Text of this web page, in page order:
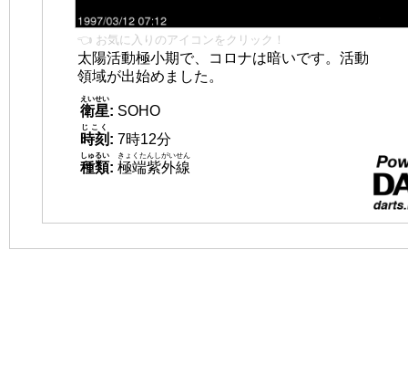
👈 お気に入りのアイコンをクリック！
太陽活動極小期で、コロナは暗いです。活動
領域が出始めました。
衛星
えいせい
: SOHO
時刻
じこく
: 7時12分
種類
しゅるい
: 極端紫外線
きょくたんしがいせん